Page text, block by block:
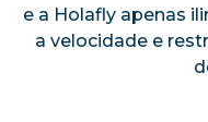
e a Holafly apenas
a velocidade e